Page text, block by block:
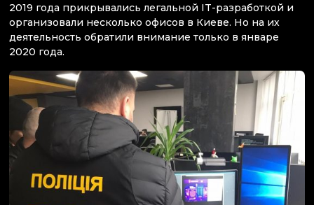
2019 года прикрывались легальной IT-разработкой и
организовали несколько офисов в Киеве. Но на их
деятельность обратили внимание только в январе
2020 года.